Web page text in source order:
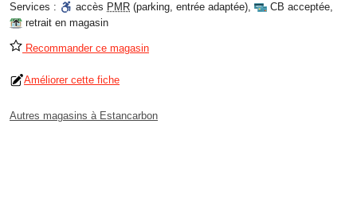
Services :
accès PMR (parking, entrée adaptée), CB acceptée,
retrait en magasin
Recommander ce magasin
Améliorer cette fiche
Autres magasins à Estancarbon